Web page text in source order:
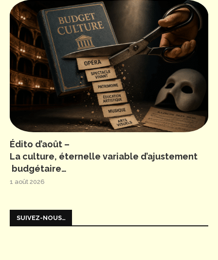
Édito d’août –
La culture, éternelle variable d’ajustement
budgétaire…
1 août 2026
SUIVEZ-NOUS…